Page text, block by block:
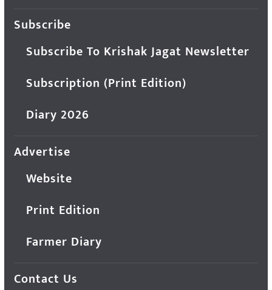
Subscribe
Subscribe To Krishak Jagat Newsletter
Subscription (Print Edition)
Diary 2026
Advertise
Website
Print Edition
Farmer Diary
Contact Us